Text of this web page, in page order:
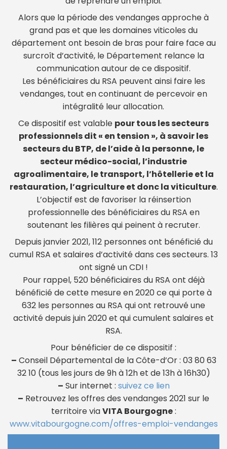
Alors que la période des vendanges approche à
grand pas et que les domaines viticoles du
département ont besoin de bras pour faire face au
surcroît d’activité, le Département relance la
communication autour de ce dispositif.
Les bénéficiaires du RSA peuvent ainsi faire les
vendanges, tout en continuant de percevoir en
intégralité leur allocation.
Ce dispositif est valable pour tous les secteurs
professionnels dit « en tension », à savoir les
secteurs du BTP, de l’aide à la personne, le
secteur médico-social, l’industrie
agroalimentaire, le transport, l’hôtellerie et la
restauration, l’agriculture et donc la viticulture.
L’objectif est de favoriser la réinsertion
professionnelle des bénéficiaires du RSA en
soutenant les filières qui peinent à recruter.
Depuis janvier 2021, 112 personnes ont bénéficié du
cumul RSA et salaires d’activité dans ces secteurs. 13
ont signé un CDI !
Pour rappel, 520 bénéficiaires du RSA ont déjà
bénéficié de cette mesure en 2020 ce qui porte à
632 les personnes au RSA qui ont retrouvé une
activité depuis juin 2020 et qui cumulent salaires et
RSA.
Pour bénéficier de ce dispositif :
– Conseil Départemental de la Côte-d’Or : 03 80 63
32 10 (tous les jours de 9h à 12h et de 13h à 16h30)
– Sur internet : suivez ce lien
– Retrouvez les offres des vendanges 2021 sur le
territoire viaVITA Bourgogne:
www.vitabourgogne.com/offres-emploi-vendanges